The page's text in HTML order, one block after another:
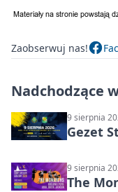
Zaobserwuj nas!
Nadchodzące
9 sierpnia
Gezet
9 sierpnia
The